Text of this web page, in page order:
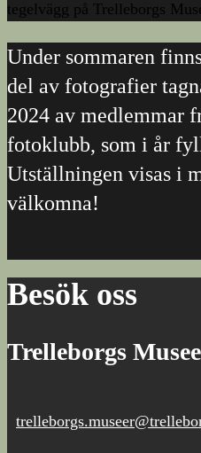
Under sommaren
del av fotografier
2024 av medlemmar
fotoklubb, som i år
Utställningen visas i
välkomna!
Besök oss
Trelleborgs